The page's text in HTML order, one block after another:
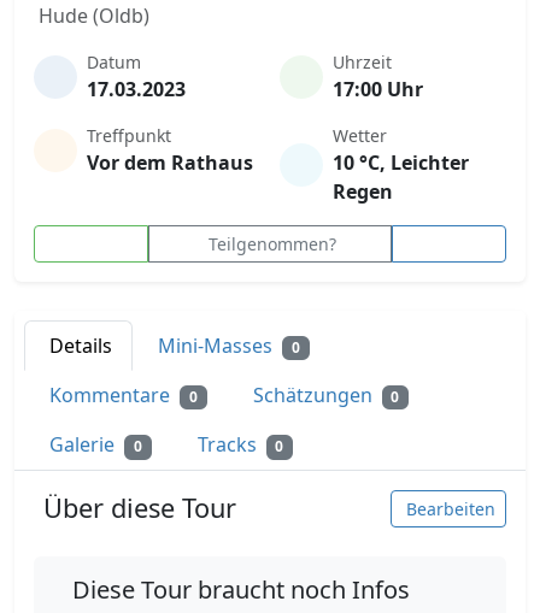
Hude (Oldb)
Datum
17.03.2023
Uhrzeit
17:00 Uhr
Treffpunkt
Vor dem Rathaus
Wetter
10 °C, Leichter
Regen
Teilgenommen?
Details Mini-Masses 0
Kommentare 0 Schätzungen 0
Galerie 0 Tracks 0
Über diese Tour Bearbeiten
Diese Tour braucht noch Infos